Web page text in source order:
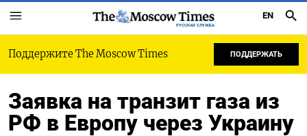
РУССКАЯ СЛУЖБА
EN
Поддержите The Moscow Times ПОДДЕРЖАТЬ
Заявка на транзит газа из
РФ в Европу через Украину